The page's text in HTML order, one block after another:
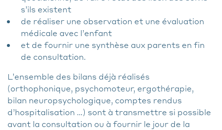
s’ils existent
de réaliser une observation et une évaluation
médicale avec l’enfant
et de fournir une synthèse aux parents en fin
de consultation.
L’ensemble des bilans déjà réalisés
(orthophonique, psychomoteur, ergothérapie,
bilan neuropsychologique, comptes rendus
d’hospitalisation …) sont à transmettre si possible
avant la consultation ou à fournir le jour de la